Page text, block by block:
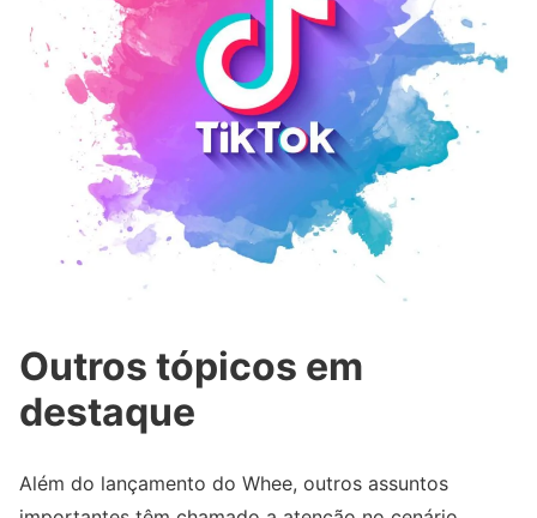
Outros tópicos em
destaque
Além do lançamento do Whee, outros assuntos